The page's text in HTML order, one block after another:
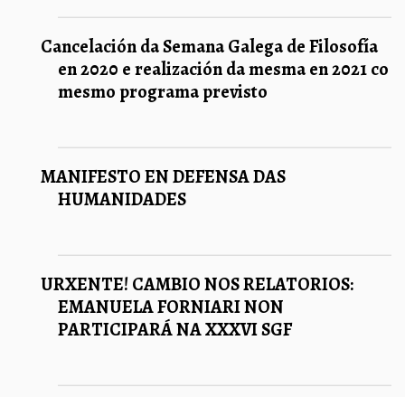
Cancelación da Semana Galega de Filosofía
en 2020 e realización da mesma en 2021 co
mesmo programa previsto
MANIFESTO EN DEFENSA DAS
HUMANIDADES
URXENTE! CAMBIO NOS RELATORIOS:
EMANUELA FORNIARI NON
PARTICIPARÁ NA XXXVI SGF